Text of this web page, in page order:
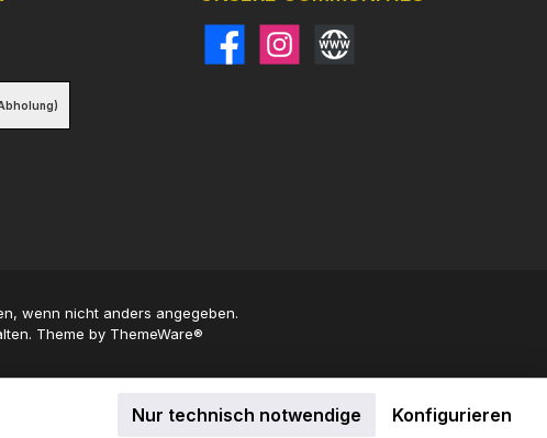
FacebookInstagramWebsite
wenn nicht anders angegeben.
Theme by ThemeWare®
Nur technisch notwendige Konfigurieren